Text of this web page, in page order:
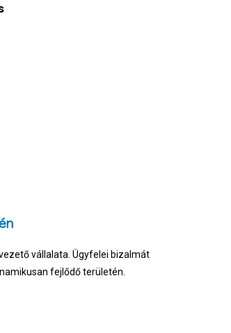
vállalata. Ügyfelei bizalmát
fejlődő területén.